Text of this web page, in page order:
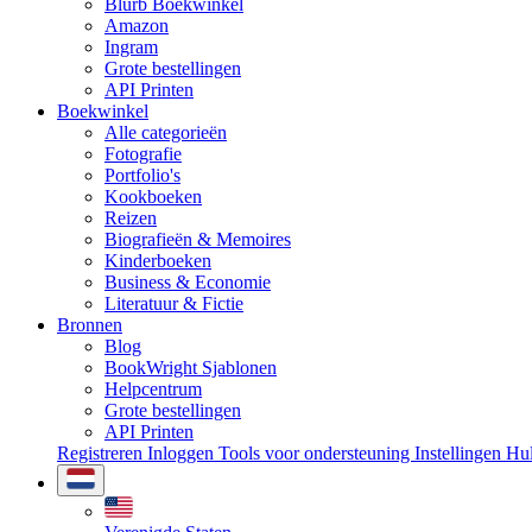
Blurb Boekwinkel
Amazon
Ingram
Grote bestellingen
API Printen
Boekwinkel
Alle categorieën
Fotografie
Portfolio's
Kookboeken
Reizen
Biografieën & Memoires
Kinderboeken
Business & Economie
Literatuur & Fictie
Bronnen
Blog
BookWright Sjablonen
Helpcentrum
Grote bestellingen
API Printen
Registreren Inloggen Tools voor ondersteuning Instellingen